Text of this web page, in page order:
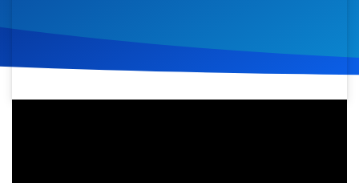
Podcasts